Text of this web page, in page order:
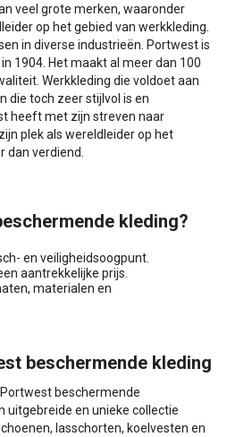
veel grote merken, waaronder
op het gebied van werkkleding.
in diverse industrieën. Portwest is
1904. Het maakt al meer dan 100
Werkkleding die voldoet aan
die toch zeer stijlvol is en
heeft met zijn streven naar
plek als wereldleider op het
dan verdiend.
kleding?
en veiligheidsoogpunt.
aantrekkelijke prijs.
materialen en
beschermende kleding
beschermende
uitgebreide en unieke collectie
lasschorten, koelvesten en